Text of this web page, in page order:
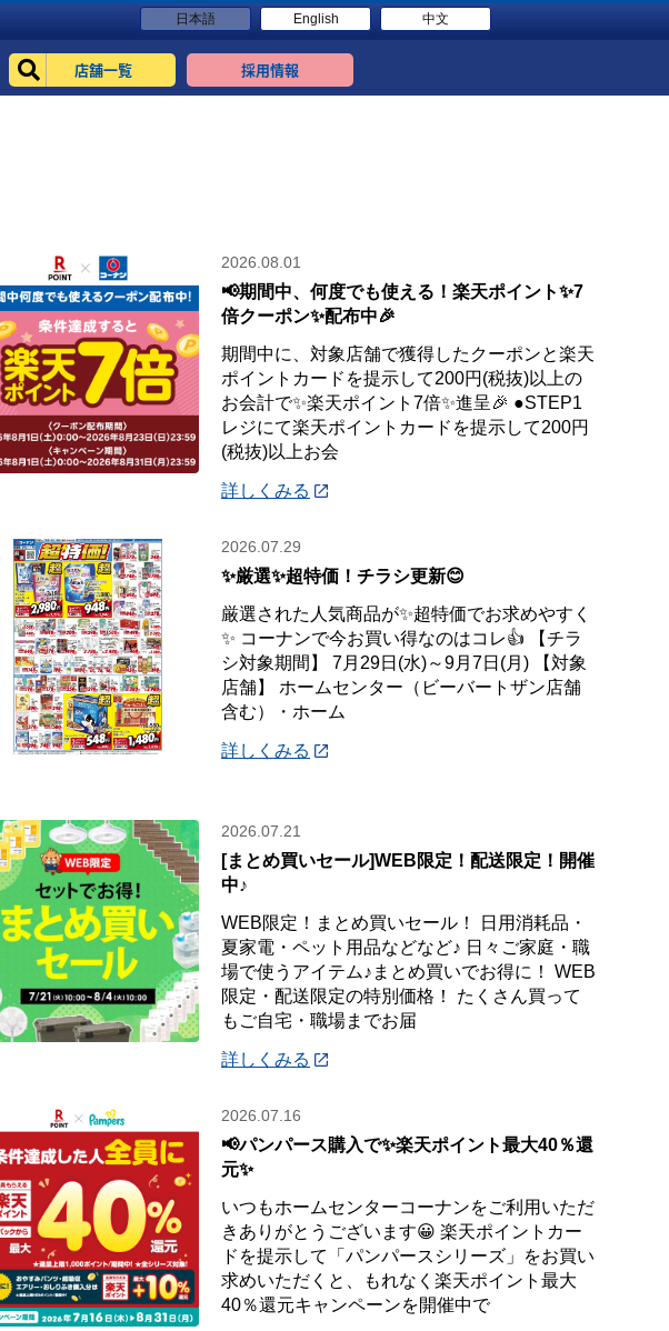
日本語 English 中文
店舗一覧 採用情報
2026.08.01
📢期間中、何度でも使える！楽天ポイント✨7
倍クーポン✨配布中🎉
期間中に、対象店舗で獲得したクーポンと楽天
ポイントカードを提示して200円(税抜)以上の
お会計で✨楽天ポイント7倍✨進呈🎉 ●STEP1
レジにて楽天ポイントカードを提示して200円
(税抜)以上お会
詳しくみる
2026.07.29
✨厳選✨超特価！チラシ更新😊
厳選された人気商品が✨超特価でお求めやすく
✨ コーナンで今お買い得なのはコレ👍 【チラ
シ対象期間】 7月29日(水)～9月7日(月) 【対象
店舗】 ホームセンター（ビーバートザン店舗
含む）・ホーム
詳しくみる
2026.07.21
[まとめ買いセール]WEB限定！配送限定！開催
中♪
WEB限定！まとめ買いセール！ 日用消耗品・
夏家電・ペット用品などなど♪ 日々ご家庭・職
場で使うアイテム♪まとめ買いでお得に！ WEB
限定・配送限定の特別価格！ たくさん買って
もご自宅・職場までお届
詳しくみる
2026.07.16
📢パンパース購入で✨楽天ポイント最大40％還
元✨
いつもホームセンターコーナンをご利用いただ
きありがとうございます😀 楽天ポイントカー
ドを提示して「パンパースシリーズ」をお買い
求めいただくと、もれなく楽天ポイント最大
40％還元キャンペーンを開催中で